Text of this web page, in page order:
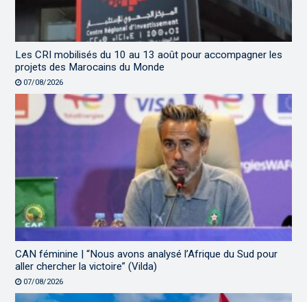
Les CRI mobilisés du 10 au 13 août pour accompagner les
projets des Marocains du Monde
07/08/2026
CAN féminine | “Nous avons analysé l’Afrique du Sud pour
aller chercher la victoire” (Vilda)
07/08/2026